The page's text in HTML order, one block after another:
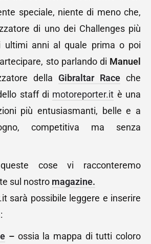
speciale, niente di meno che,
di uno dei Challenges più
ultimi anni al quale prima o poi
sto parlando di Manuel
della Gibraltar Race che
staff di motoreporter.it è una
più entusiasmanti, belle e a
competitiva ma senza
cose vi racconteremo
sul nostro magazine.
sarà possibile leggere e inserire
– ossia la mappa di tutti coloro